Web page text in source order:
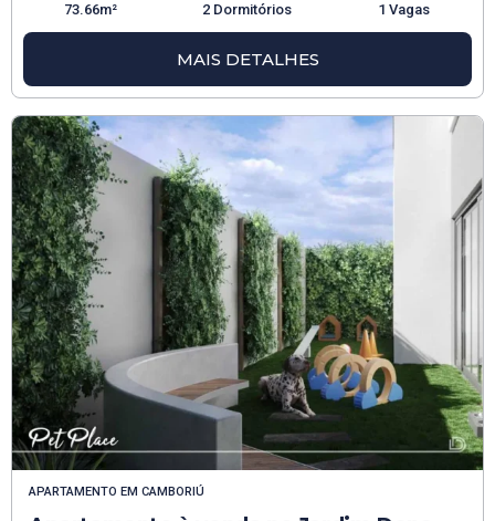
73.66m² 2 Dormitórios 1 Vagas
MAIS DETALHES
APARTAMENTO EM CAMBORIÚ